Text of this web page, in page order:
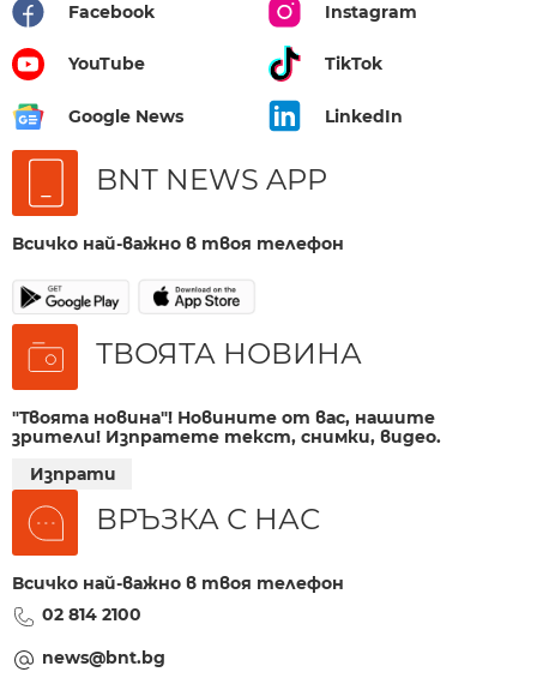
Facebook Instagram
YouTube TikTok
Google News LinkedIn
BNT NEWS APP
Всичко най-важно в твоя телефон
ТВОЯТА НОВИНА
"Твоята новина"! Новините от вас, нашите
зрители! Изпратете текст, снимки, видео.
Изпрати
ВРЪЗКА С НАС
Всичко най-важно в твоя телефон
02 814 2100
news@bnt.bg